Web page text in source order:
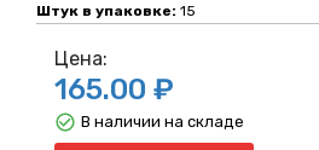
Штук в упаковке: 15
Цена:
165.00 ₽
В наличии на складе